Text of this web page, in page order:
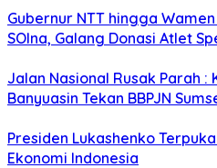
Gubernur NTT hingga
SOIna, Galang Donasi Atlet
Jalan Nasional Rusak Parah :
Banyuasin Tekan BBPJN
Presiden Lukashenko
Ekonomi Indonesia